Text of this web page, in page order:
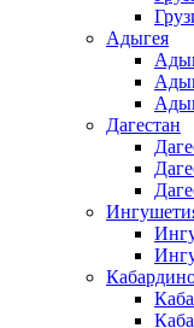
Адыгея
Дагестан